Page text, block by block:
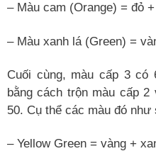
– Màu cam (Orange) = đỏ
– Màu xanh lá (Green) =
Cuối cùng, màu cấp 3 có
bằng cách trộn màu cấp
50. Cụ thể các màu đó như
– Yellow Green = vàng +